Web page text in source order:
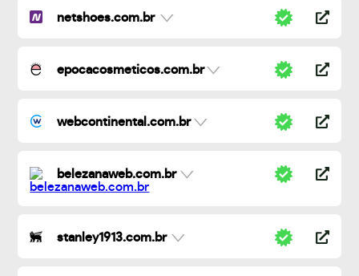
netshoes.com.br
epocacosmeticos.com.br
webcontinental.com.br
belezanaweb.com.br
stanley1913.com.br